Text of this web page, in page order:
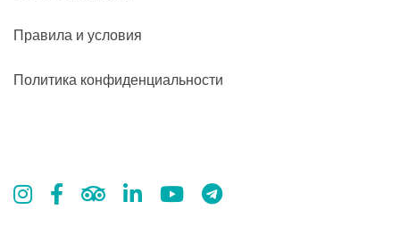
Правила и условия
Политика конфиденциальности